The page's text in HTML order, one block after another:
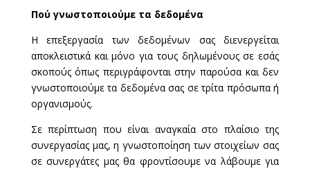
Πού γνωστοποιούμε τα δεδομένα
Η επεξεργασία των δεδομένων σας διενεργείται
αποκλειστικά και μόνο για τους δηλωμένους σε εσάς
σκοπούς όπως περιγράφονται στην παρούσα και δεν
γνωστοποιούμε τα δεδομένα σας σε τρίτα πρόσωπα ή
οργανισμούς.
Σε περίπτωση που είναι αναγκαία στο πλαίσιο της
συνεργασίας μας, η γνωστοποίηση των στοιχείων σας
σε συνεργάτες μας θα φροντίσουμε να λάβουμε για